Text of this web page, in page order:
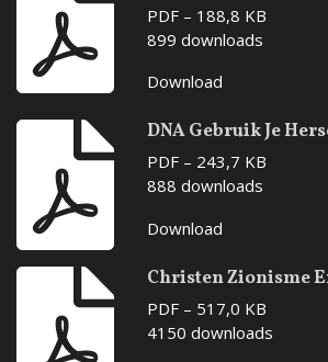
PDF – 188,8 KB
899 downloads
Download
DNA Gebruik Je
PDF – 243,7 KB
888 downloads
Download
Christen Zionisme
PDF – 517,0 KB
4150 downloads